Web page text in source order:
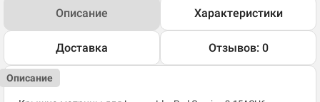
Описание Характеристики
Доставка Отзывов: 0
Описание